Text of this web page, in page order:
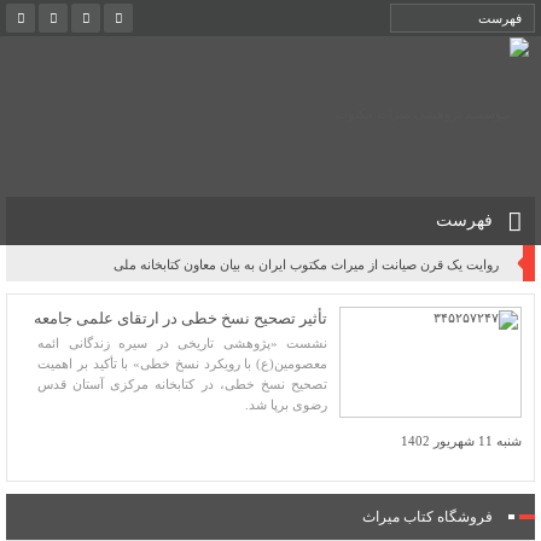
فهرست
روایت یک قرن صیانت از میراث مکتوب ایران به بیان معاون کتابخانه ملی
تأثیر تصحیح نسخ خطی در ارتقای علمی جامعه
نشست «پژوهشی تاریخی در سیره زندگانی ائمه
معصومین(ع) با رویکرد نسخ خطی» با تأکید بر اهمیت
تصحیح نسخ خطی، در کتابخانه مرکزی آستان قدس
رضوی برپا شد.
شنبه 11 شهریور 1402
فروشگاه کتاب میراث